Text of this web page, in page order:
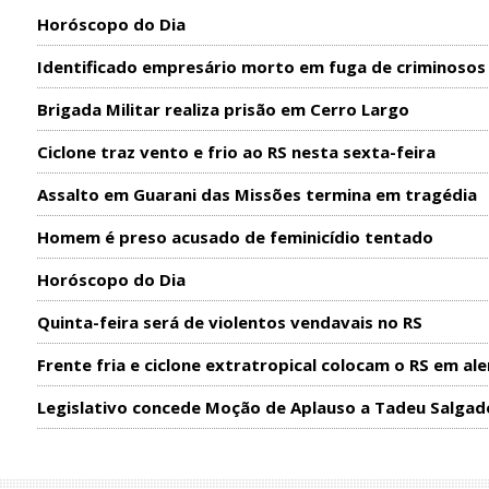
Horóscopo do Dia
Identificado empresário morto em fuga de criminosos
Brigada Militar realiza prisão em Cerro Largo
Ciclone traz vento e frio ao RS nesta sexta-feira
Assalto em Guarani das Missões termina em tragédia
Homem é preso acusado de feminicídio tentado
Horóscopo do Dia
Quinta-feira será de violentos vendavais no RS
Frente fria e ciclone extratropical colocam o RS em
Legislativo concede Moção de Aplauso a Tadeu